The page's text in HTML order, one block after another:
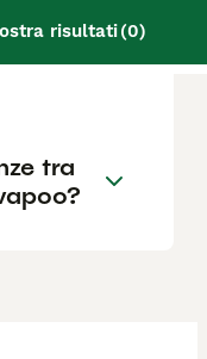
risultati(0)
più
tra